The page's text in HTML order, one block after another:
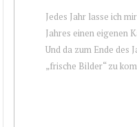
Jedes Jahr lasse ich
Jahres einen eigenen
Und da zum Ende des
„frische Bilder“ zu